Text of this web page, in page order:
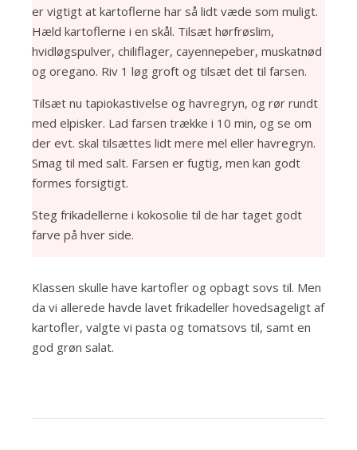
er vigtigt at kartoflerne har så lidt væde som muligt.
Hæld kartoflerne i en skål. Tilsæt hørfrøslim,
hvidløgspulver, chiliflager, cayennepeber, muskatnød
og oregano. Riv 1 løg groft og tilsæt det til farsen.
Tilsæt nu tapiokastivelse og havregryn, og rør rundt
med elpisker. Lad farsen trække i 10 min, og se om
der evt. skal tilsættes lidt mere mel eller havregryn.
Smag til med salt. Farsen er fugtig, men kan godt
formes forsigtigt.
Steg frikadellerne i kokosolie til de har taget godt
farve på hver side.
Klassen skulle have kartofler og opbagt sovs til. Men
da vi allerede havde lavet frikadeller hovedsageligt af
kartofler, valgte vi pasta og tomatsovs til, samt en
god grøn salat.